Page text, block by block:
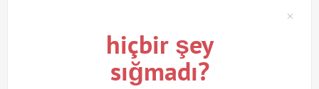
hiçbir şey
sığmadı?